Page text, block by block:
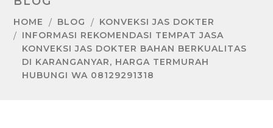
HOME BLOG
KONVEKSI JAS DOKTER
INFORMASI REKOMENDASI TEMPAT JASA
KONVEKSI JAS DOKTER BAHAN BERKUALITAS
DI KARANGANYAR, HARGA TERMURAH
HUBUNGI WA 08129291318